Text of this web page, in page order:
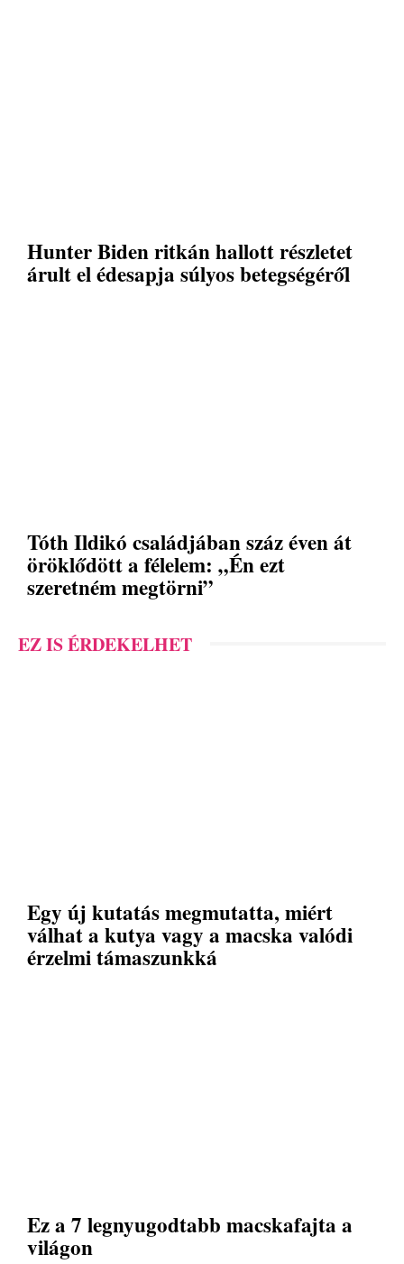
Hunter Biden ritkán hallott részletet
árult el édesapja súlyos betegségéről
Tóth Ildikó családjában száz éven át
öröklődött a félelem: „Én ezt
szeretném megtörni”
EZ IS ÉRDEKELHET
Egy új kutatás megmutatta, miért
válhat a kutya vagy a macska valódi
érzelmi támaszunkká
Ez a 7 legnyugodtabb macskafajta a
világon